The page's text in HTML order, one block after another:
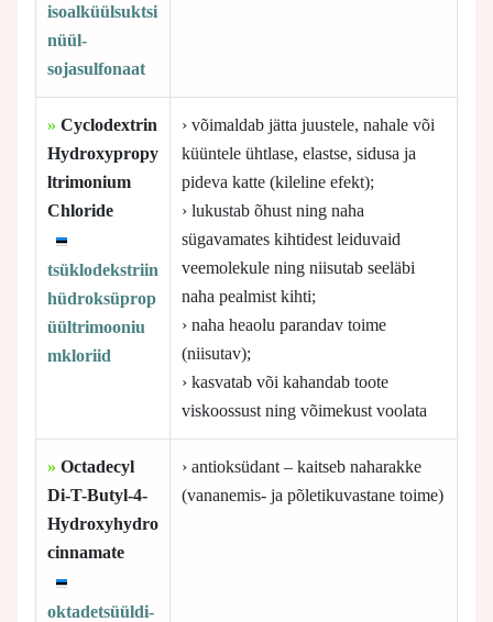
isoalküülsuktsi
nüül-
sojasulfonaat
» Cyclodextrin
Hydroxypropy
ltrimonium
Chloride
tsüklodekstriin
hüdroksüprop
üültrimooniu
mkloriid
› võimaldab jätta juustele, nahale või
küüntele ühtlase, elastse, sidusa ja
pideva katte (kileline efekt);
› lukustab õhust ning naha
sügavamates kihtidest leiduvaid
veemolekule ning niisutab seeläbi
naha pealmist kihti;
› naha heaolu parandav toime
(niisutav);
› kasvatab või kahandab toote
viskoossust ning võimekust voolata
» Octadecyl
Di-T-Butyl-4-
Hydroxyhydro
cinnamate
oktadetsüüldi-
› antioksüdant – kaitseb naharakke
(vananemis- ja põletikuvastane toime)